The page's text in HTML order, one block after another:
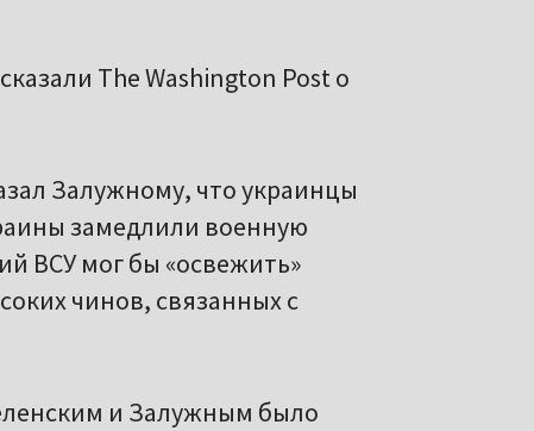
The Washington Post о
Залужному, что украинцы
замедлили военную
ВСУ мог бы «освежить»
чинов, связанных с
и Залужным было